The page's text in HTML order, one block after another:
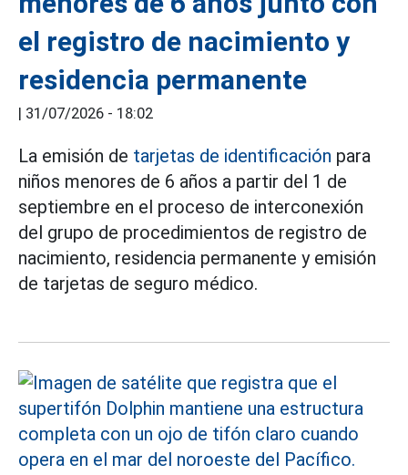
el registro de nacimiento y
residencia permanente
| 31/07/2026 - 18:02
La emisión de tarjetas de identificación para
niños menores de 6 años a partir del 1 de
septiembre en el proceso de interconexión
del grupo de procedimientos de registro de
nacimiento, residencia permanente y emisión
de tarjetas de seguro médico.